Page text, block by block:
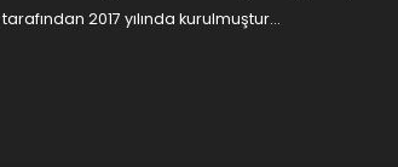
2017 yılında kurulmuştur...